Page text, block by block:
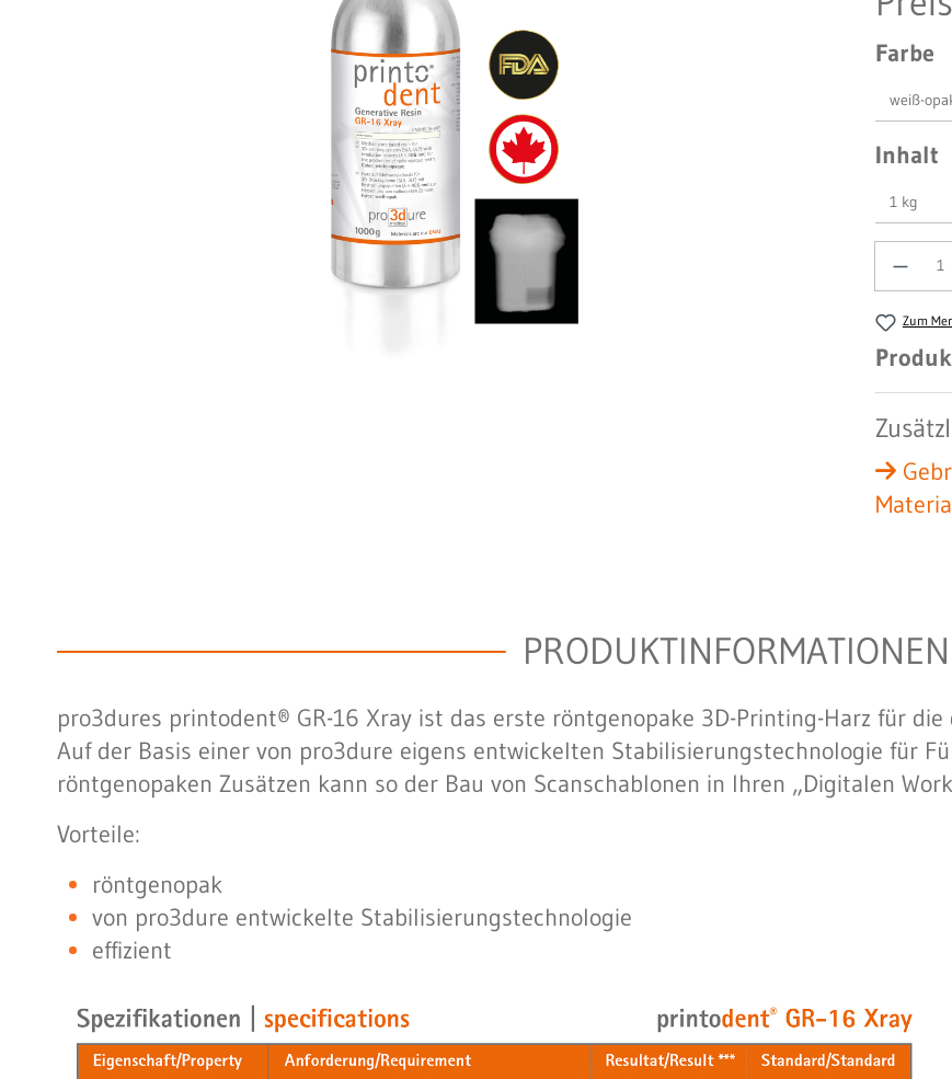
Farbe
Inhalt
Anzahl
Zum
PRODUKTINFORMATIONEN
pro3dures printodent® GR-16 Xray ist das erste röntgenopake 3D-Printing-Harz für
Auf der Basis einer von pro3dure eigens entwickelten Stabilisierungstechnologie für
röntgenopaken Zusätzen kann so der Bau von Scanschablonen in Ihren „Digitalen
Vorteile:
röntgenopak
von pro3dure entwickelte Stabilisierungstechnologie
effizient